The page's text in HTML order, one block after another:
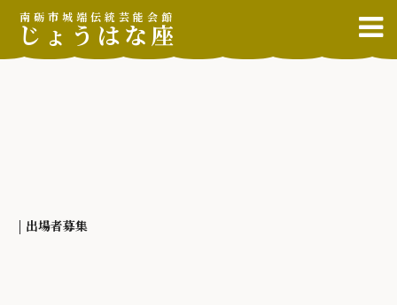
南砺市城端伝統芸能会館
じょうはな座
| 出場者募集